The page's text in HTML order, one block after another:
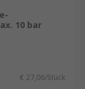
10 bar
€ 27,06/Stück